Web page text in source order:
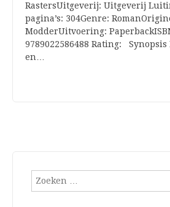
RastersUitgeverij: Uitgeverij
pagina’s: 304Genre:
ModderUitvoering:
9789022586488 Rating:
en…
Zoeken